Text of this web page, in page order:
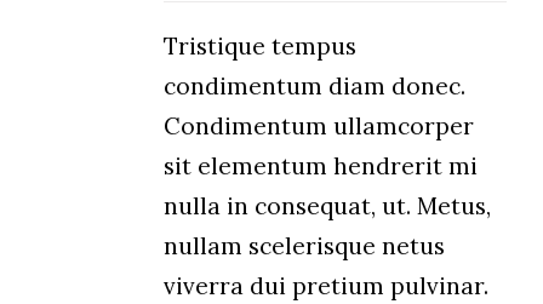
Tristique tempus
condimentum diam donec.
Condimentum ullamcorper
sit elementum hendrerit mi
nulla in consequat, ut. Metus,
nullam scelerisque netus
viverra dui pretium pulvinar.